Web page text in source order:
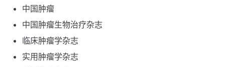
中国肿瘤
中国肿瘤生物治疗杂志
临床肿瘤学杂志
实用肿瘤学杂志